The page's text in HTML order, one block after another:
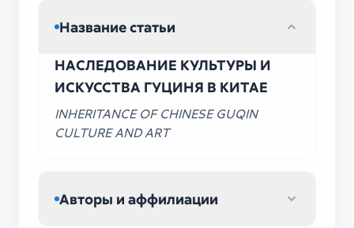
Название статьи
НАСЛЕДОВАНИЕ КУЛЬТУРЫ И
ИСКУССТВА ГУЦИНЯ В КИТАЕ
INHERITANCE OF CHINESE GUQIN
CULTURE AND ART
Авторы и аффилиации